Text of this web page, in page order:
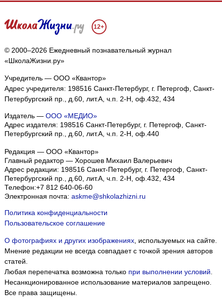
12+
© 2000–2026 Ежедневный познавательный журнал
«ШколаЖизни.ру»
Учредитель — ООО «Квантор»
Адрес учредителя: 198516 Санкт-Петербург, г. Петергоф, Санкт-
Петербургский пр., д.60, лит.А, ч.п. 2-Н, оф.432, 434
Издатель — ООО «МЕДИО»
Адрес издателя: 198516 Санкт-Петербург, г. Петергоф, Санкт-
Петербургский пр., д.60, лит.А, ч.п. 2-Н, оф.440
Редакция — ООО «Квантор»
Главный редактор — Хорошев Михаил Валерьевич
Адрес редакции: 198516 Санкт-Петербург, г. Петергоф, Санкт-
Петербургский пр., д.60, лит.А, ч.п. 2-Н, оф.432, 434
Телефон:+7 812 640-06-60
Электронная почта: askme@shkolazhizni.ru
Политика конфиденциальности
Пользовательское соглашение
О фотографиях и других изображениях, используемых на сайте.
Мнение редакции не всегда совпадает с точкой зрения авторов
статей.
Любая перепечатка возможна только при выполнении условий.
Несанкционированное использование материалов запрещено.
Все права защищены.